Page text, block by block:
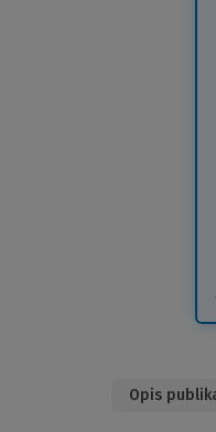
Opis